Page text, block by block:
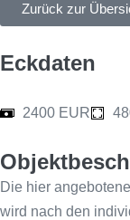
Zurück zur
Eckdaten
2400 EUR
Die hier
wird nach den